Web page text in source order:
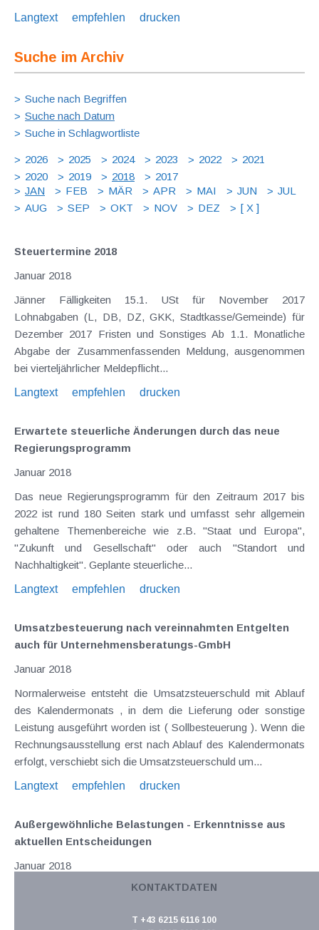
Langtext
empfehlen drucken
Suche im Archiv
Suche nach Begriffen
Suche nach Datum
Suche in Schlagwortliste
2026 2025 2024 2023 2022
2021
2020
2019 2018
2017
JAN
FEB MÄR APR MAI JUN
JUL
AUG
SEP OKT NOV DEZ [ X ]
Steuertermine 2018
Januar 2018
Jänner Fälligkeiten 15.1. USt für November 2017
Lohnabgaben (L, DB, DZ, GKK, Stadtkasse/Gemeinde) für
Dezember 2017 Fristen und Sonstiges Ab 1.1. Monatliche
Abgabe der Zusammenfassenden Meldung, ausgenommen
bei vierteljährlicher Meldepflicht...
Langtext
empfehlen drucken
Erwartete steuerliche Änderungen durch das neue
Regierungsprogramm
Januar 2018
Das neue Regierungsprogramm für den Zeitraum 2017 bis
2022 ist rund 180 Seiten stark und umfasst sehr allgemein
gehaltene Themenbereiche wie z.B. "Staat und Europa",
"Zukunft und Gesellschaft" oder auch "Standort und
Nachhaltigkeit". Geplante steuerliche...
Langtext
empfehlen drucken
Umsatzbesteuerung nach vereinnahmten Entgelten
auch für Unternehmensberatungs-GmbH
Januar 2018
Normalerweise entsteht die Umsatzsteuerschuld mit Ablauf
des Kalendermonats , in dem die Lieferung oder sonstige
Leistung ausgeführt worden ist ( Sollbesteuerung ). Wenn die
Rechnungsausstellung erst nach Ablauf des Kalendermonats
erfolgt, verschiebt sich die Umsatzsteuerschuld um...
Langtext
empfehlen drucken
Außergewöhnliche Belastungen - Erkenntnisse aus
aktuellen Entscheidungen
Januar 2018
Einige BFG-Entscheidungen haben sich zuletzt mit der
außergewöhnliche Belastungen befasst: Kein Kilometergeld
KONTAKTDATEN
T +43 6215 6116 100